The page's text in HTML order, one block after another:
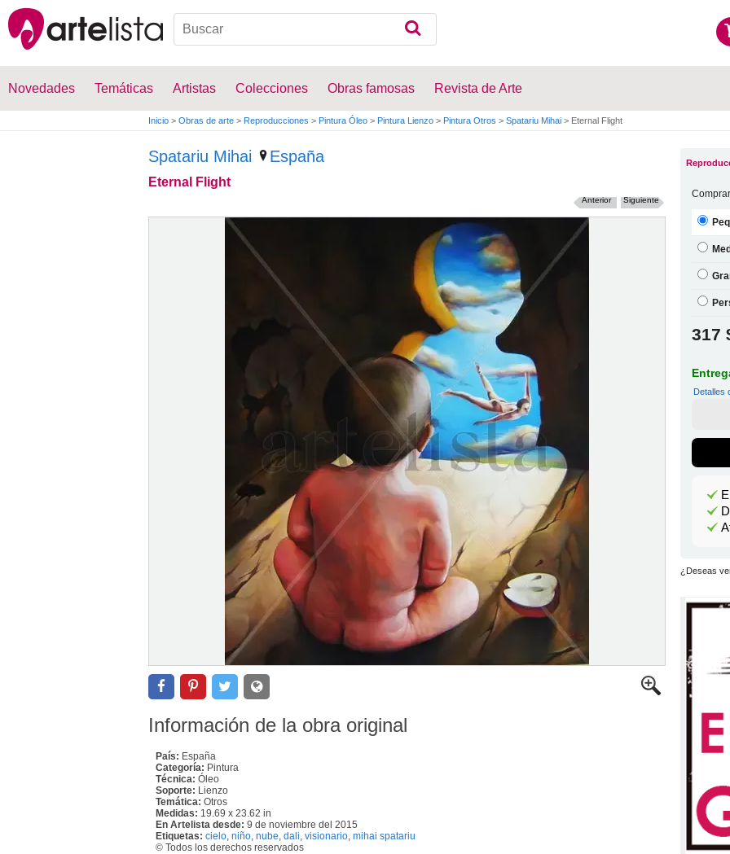
Novedades Temáticas Artistas Colecciones Obras famosas Revista de Arte
Inicio > Obras de arte > Reproducciones > Pintura Óleo > Pintura Lienzo > Pintura Otros > Spatariu Mihai > Eternal Flight
Spatariu Mihai España
Eternal Flight
Siguiente
Anterior
Información de la obra original
País: España
Categoría: Pintura
Técnica: Óleo
Soporte: Lienzo
Temática: Otros
Medidas: 19.69 x 23.62 in
En Artelista desde: 9 de noviembre del 2015
Etiquetas: cielo niño nube dali visionario mihai spatariu
© Todos los derechos reservados
317
Detalles
¿Deseas